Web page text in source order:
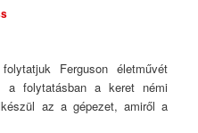
Ferguson életművét
a folytatásban a keret némi
az a gépezet, amiről a